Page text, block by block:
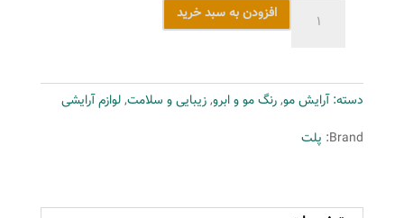
پلت
سری
Intensive
3
افزودن به سبد خرید
دسته:آرایش مو,رنگ مو و ابرو,زیبایی و سلامت,لوازم آرایشی
Brand: پلت